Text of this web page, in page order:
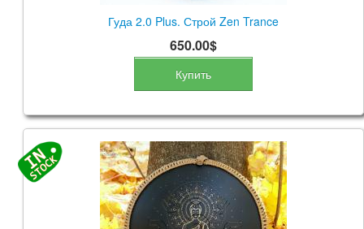
Гуда 2.0 Plus. Строй Zen Trance
650.00$
Купить